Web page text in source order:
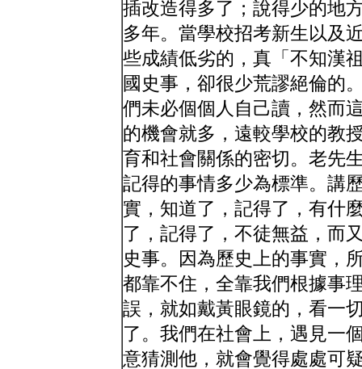
插改造得多了；說得少的地
多年。當學校招考新生以及
些成績低劣的，真「不知漢
國史事，卻很少荒謬絕倫的
們未必個個人自己讀，然而
的機會就多，遠較學校的教
育和社會關係的密切。老先
記得的事情多少為標準。講
實，知道了，記得了，有什
了，記得了，不徒無益，而
史事。因為歷史上的事實，
都靠不住，全靠我們根據事
誤，就如戴黃眼鏡的，看一
了。我們在社會上，遇見一
意猜測他，就會覺得處處可